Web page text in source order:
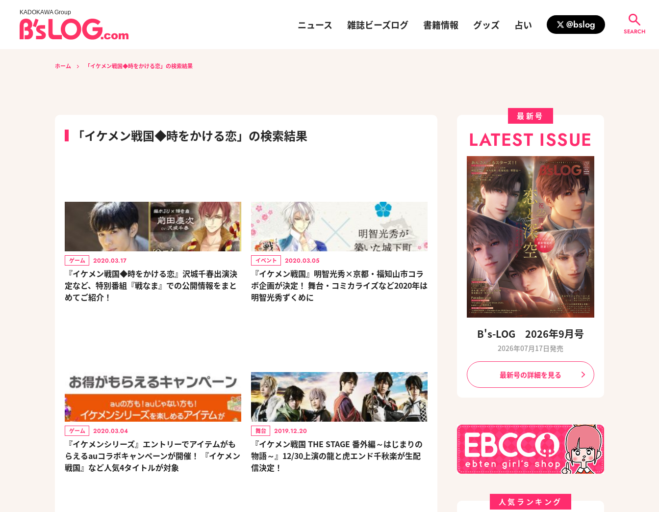
KADOKAWA Group
ニュース 雑誌ビーズログ 書籍情報 グッズ 占い @bslog
SEARCH
ホーム 「イケメン戦国◆時をかける恋」の検索結果
「イケメン戦国◆時をかける恋」の検索結果
ゲーム 2020.03.17
『イケメン戦国◆時をかける恋』沢城千春出演決
定など、特別番組『戦なま』での公開情報をまと
めてご紹介！
イベント 2020.03.05
『イケメン戦国』明智光秀×京都・福知山市コラ
ボ企画が決定！ 舞台・コミカライズなど2020年は
明智光秀ずくめに
ゲーム 2020.03.04
『イケメンシリーズ』エントリーでアイテムがも
らえるauコラボキャンペーンが開催！ 『イケメン
戦国』など人気4タイトルが対象
舞台 2019.12.20
『イケメン戦国 THE STAGE 番外編～はじまりの
物語～』12/30上演の龍と虎エンド千秋楽が生配
信決定！
最新号
LATEST ISSUE
B's-LOG 2026年9月号
2026年07月17日発売
最新号の詳細を見る
人気ランキング